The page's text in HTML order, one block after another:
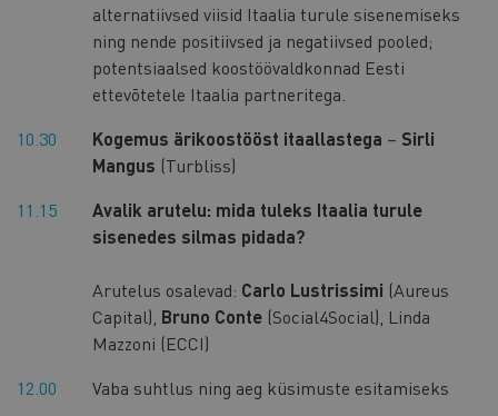
alternatiivsed viisid Itaalia turule sisenemiseks
ning nende positiivsed ja negatiivsed pooled;
potentsiaalsed koostöövaldkonnad Eesti
ettevõtetele Itaalia partneritega.
10.30
Kogemus ärikoostööst itaallastega – Sirli
Mangus (Turbliss)
11.15
Avalik arutelu: mida tuleks Itaalia turule
sisenedes silmas pidada?
Arutelus osalevad: Carlo Lustrissimi (Aureus
Capital), Bruno Conte (Social4Social), Linda
Mazzoni (ECCI)
12.00
Vaba suhtlus ning aeg küsimuste esitamiseks